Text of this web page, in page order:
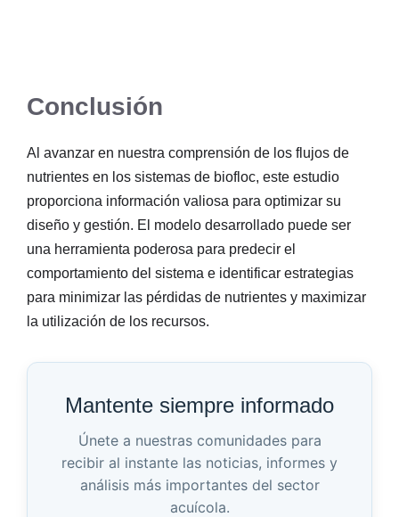
Conclusión
Al avanzar en nuestra comprensión de los flujos de
nutrientes en los sistemas de biofloc, este estudio
proporciona información valiosa para optimizar su
diseño y gestión. El modelo desarrollado puede ser
una herramienta poderosa para predecir el
comportamiento del sistema e identificar estrategias
para minimizar las pérdidas de nutrientes y maximizar
la utilización de los recursos.
Mantente siempre informado
Únete a nuestras comunidades para
recibir al instante las noticias, informes y
análisis más importantes del sector
acuícola.